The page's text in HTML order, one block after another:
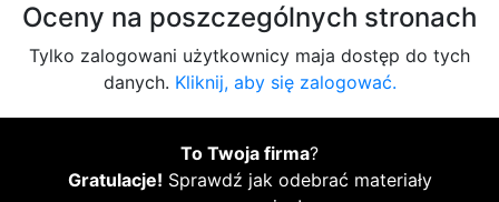
Oceny na poszczególnych stronach
Tylko zalogowani użytkownicy maja dostęp do tych
danych. Kliknij, aby się zalogować.
To Twoja firma?
Gratulacje! Sprawdź jak odebrać materiały